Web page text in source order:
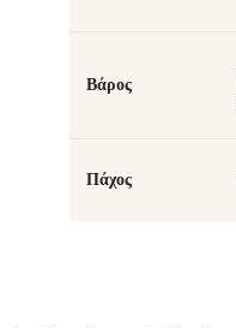
Βάρος
Πάχος